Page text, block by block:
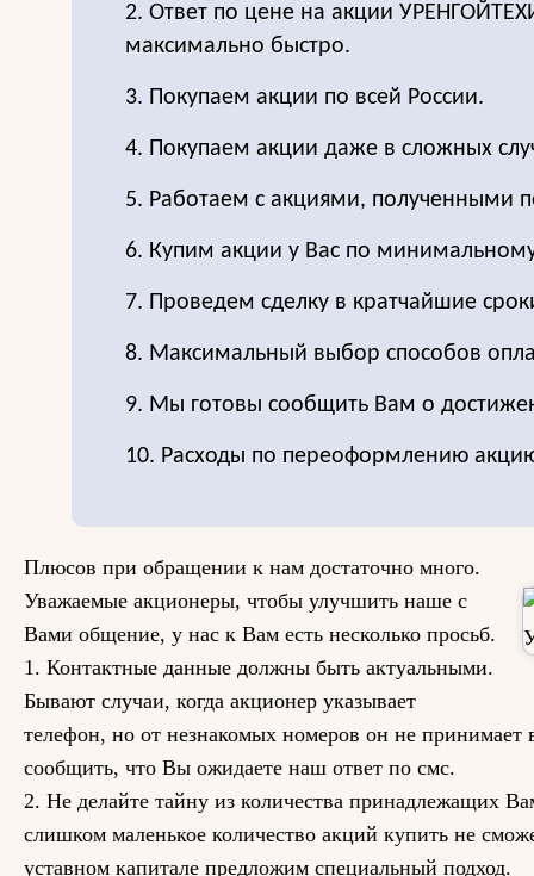
2. Ответ по цене на акции
максимально быстро.
3. Покупаем акции по всей России.
4. Покупаем акции даже в сложных
5. Работаем с акциями, полученными
6. Купим акции у Вас по
7. Проведем сделку в кратчайшие
8. Максимальный выбор способов
9. Мы готовы сообщить Вам о
10. Расходы по переоформлению
Плюсов при обращении к нам достаточно много.
Уважаемые акционеры, чтобы улучшить наше с
Вами общение, у нас к Вам есть несколько просьб.
1. Контактные данные должны быть актуальными.
Бывают случаи, когда акционер указывает
телефон, но от незнакомых номеров он не принимает
сообщить, что Вы ожидаете наш ответ по смс.
2. Не делайте тайну из количества принадлежащих
слишком маленькое количество акций купить не
уставном капитале предложим специальный подход.